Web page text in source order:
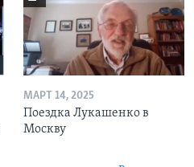
МАРТ 14, 2025
Поездка Лукашенко в
Москву